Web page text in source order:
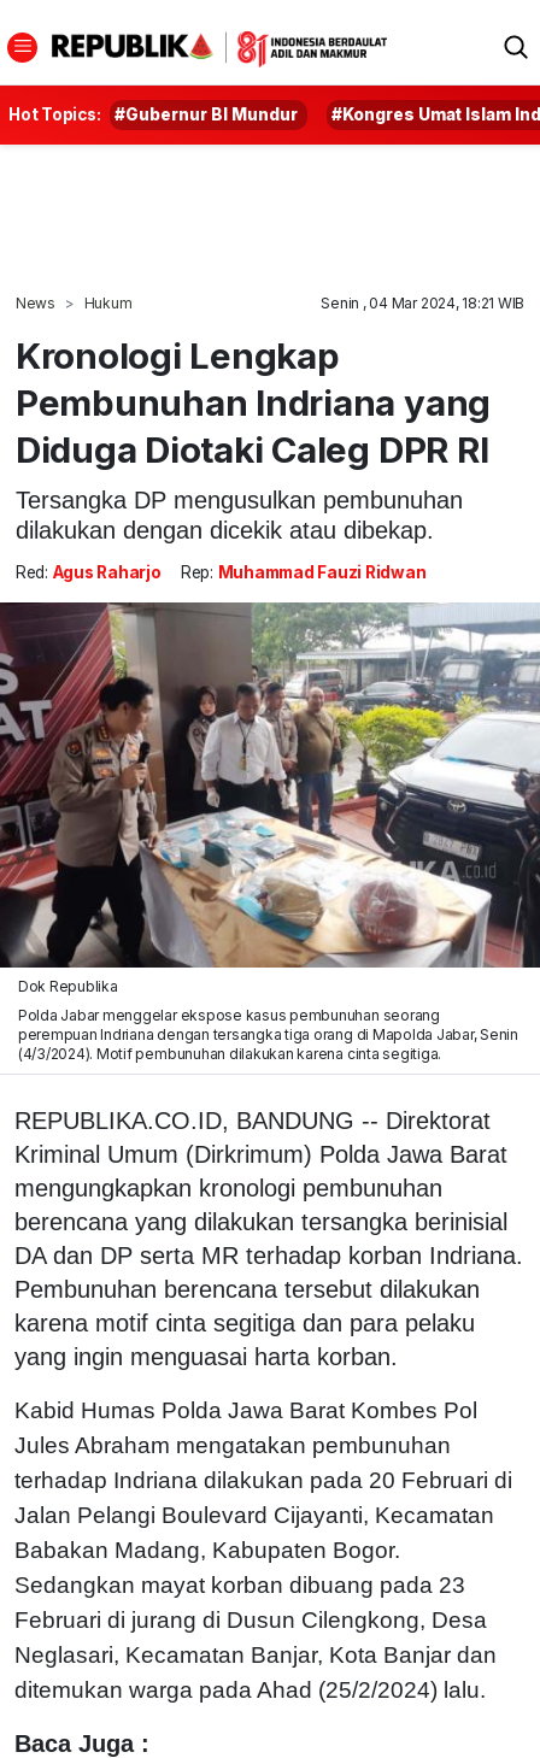
Hot Topics: #Gubernur BI Mundur #Kongres Umat Islam
News Hukum Senin , 04 Mar 2024, 18:21 WIB
Kronologi Lengkap
Pembunuhan Indriana yang
Diduga Diotaki Caleg DPR RI
Tersangka DP mengusulkan pembunuhan
dilakukan dengan dicekik atau dibekap.
Red: Agus Raharjo Rep: Muhammad Fauzi Ridwan
Dok Republika
Polda Jabar menggelar ekspose kasus pembunuhan seorang
perempuan Indriana dengan tersangka tiga orang di Mapolda Jabar, Senin
(4/3/2024). Motif pembunuhan dilakukan karena cinta segitiga.
REPUBLIKA.CO.ID, BANDUNG -- Direktorat
Kriminal Umum (Dirkrimum) Polda Jawa Barat
mengungkapkan kronologi pembunuhan
berencana yang dilakukan tersangka berinisial
DA dan DP serta MR terhadap korban Indriana.
Pembunuhan berencana tersebut dilakukan
karena motif cinta segitiga dan para pelaku
yang ingin menguasai harta korban.
Kabid Humas Polda Jawa Barat Kombes Pol
Jules Abraham mengatakan pembunuhan
terhadap Indriana dilakukan pada 20 Februari di
Jalan Pelangi Boulevard Cijayanti, Kecamatan
Babakan Madang, Kabupaten Bogor.
Sedangkan mayat korban dibuang pada 23
Februari di jurang di Dusun Cilengkong, Desa
Neglasari, Kecamatan Banjar, Kota Banjar dan
ditemukan warga pada Ahad (25/2/2024) lalu.
Baca Juga :